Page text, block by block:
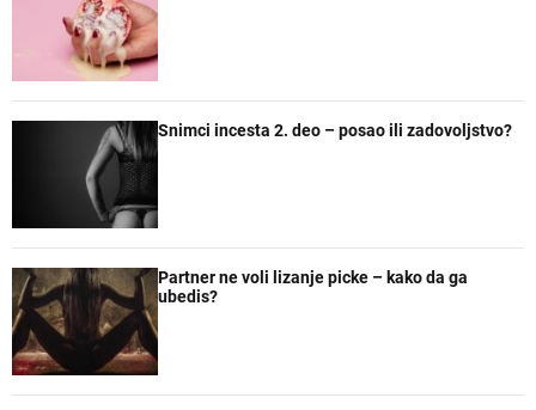
Snimci incesta 2. deo – posao ili zadovoljstvo?
Partner ne voli lizanje picke – kako da ga
ubedis?